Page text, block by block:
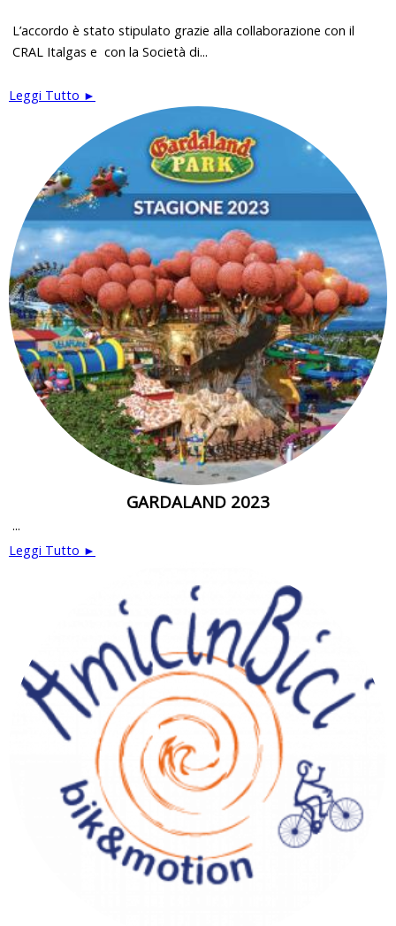
L’accordo è stato stipulato grazie alla collaborazione con il
CRAL Italgas e con la Società di...
Leggi Tutto ►
GARDALAND 2023
...
Leggi Tutto ►